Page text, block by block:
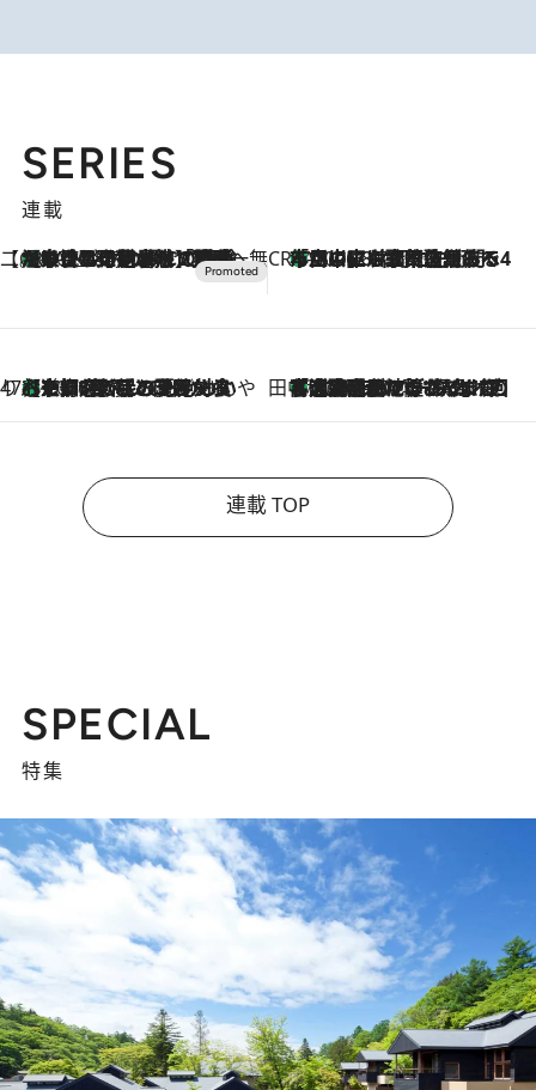
SERIES
連載
【CREA×星野リゾート】唯一無二。癒しと発見が待つ場所へ
2026.8.7
【トンボの足水浴】ヒノキの香りに包まれて涼感マックス！約13℃の湧水かけ流しを避暑地「星野温泉 トンボの湯」で体験 CREA'S CHOICE
2026.8.7
「立川にも歌舞伎があるんだよ」 片岡仁左衛門・市川中車ら豪華座組みで4年目の立川立飛歌舞伎へ
47都道府県の手みやげ ひんやりスイーツで夏を満喫
2026.8.7
【京都府】この夏絶対食べたい 冷やしておいしいおやつ3選 ひと口目から心を掴む新緑のテリーヌ 田中稲の勝手に再ブーム
2026.8.7
「湘南乃風に憧れて」観客大盛上がりの“タオル回し”に、ラッパー顔負けの高速歌唱まで…さだまさし（74）のアグレッシブすぎる現在地
連載 TOP
SPECIAL
特集